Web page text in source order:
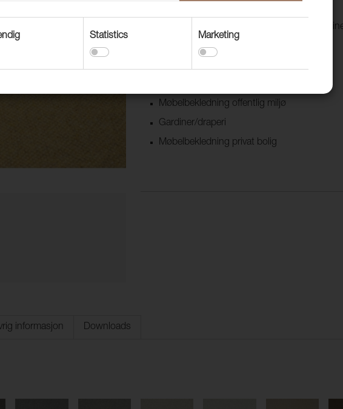
Tekstilen er ikke farget inn med vann, men får
resirkulerte klær i forskjellige farger.
Bruksområder
Møbelbekledning offentlig miljø
Gardiner/draperi
Møbelbekledning privat bolig
informasjon Downloads
Statistics Marketing